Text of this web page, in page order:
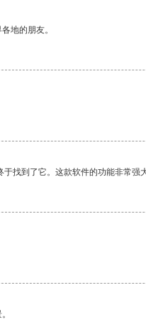
地的朋友。
找到了它。这款软件的功能非常